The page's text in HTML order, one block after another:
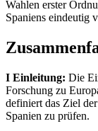
Wahlen erster
Spaniens eindeutig
I Einleitung: Die
Forschung zu
definiert das Ziel
Spanien zu prüfen.